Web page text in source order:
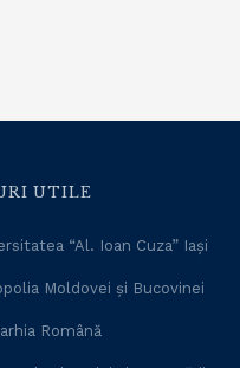
UTILE
“Al. Ioan Cuza” Iași
Moldovei și Bucovinei
Română